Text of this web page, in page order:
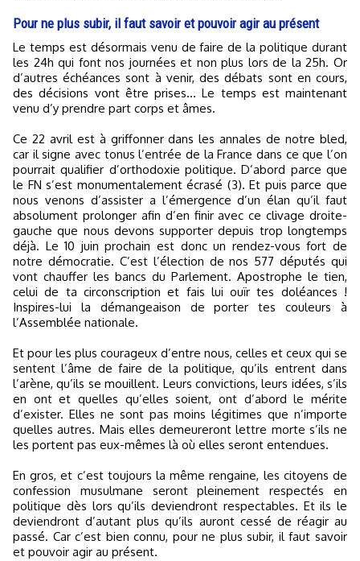
Pour ne plus subir, il faut savoir et pouvoir agir au présent
Le temps est désormais venu de faire de la politique durant
les 24h qui font nos journées et non plus lors de la 25h. Or
d’autres échéances sont à venir, des débats sont en cours,
des décisions vont être prises… Le temps est maintenant
venu d’y prendre part corps et âmes.
Ce 22 avril est à griffonner dans les annales de notre bled,
car il signe avec tonus l’entrée de la France dans ce que l’on
pourrait qualifier d’orthodoxie politique. D’abord parce que
le FN s’est monumentalement écrasé (3). Et puis parce que
nous venons d’assister a l’émergence d’un élan qu’il faut
absolument prolonger afin d’en finir avec ce clivage droite-
gauche que nous devons supporter depuis trop longtemps
déjà. Le 10 juin prochain est donc un rendez-vous fort de
notre démocratie. C’est l’élection de nos 577 députés qui
vont chauffer les bancs du Parlement. Apostrophe le tien,
celui de ta circonscription et fais lui ouïr tes doléances !
Inspires-lui la démangeaison de porter tes couleurs à
l’Assemblée nationale.
Et pour les plus courageux d’entre nous, celles et ceux qui se
sentent l’âme de faire de la politique, qu’ils entrent dans
l’arène, qu’ils se mouillent. Leurs convictions, leurs idées, s’ils
en ont et quelles qu’elles soient, ont d’abord le mérite
d’exister. Elles ne sont pas moins légitimes que n’importe
quelles autres. Mais elles demeureront lettre morte s’ils ne
les portent pas eux-mêmes là où elles seront entendues.
En gros, et c’est toujours la même rengaine, les citoyens de
confession musulmane seront pleinement respectés en
politique dès lors qu’ils deviendront respectables. Et ils le
deviendront d’autant plus qu’ils auront cessé de réagir au
passé. Car c’est bien connu, pour ne plus subir, il faut savoir
et pouvoir agir au présent.